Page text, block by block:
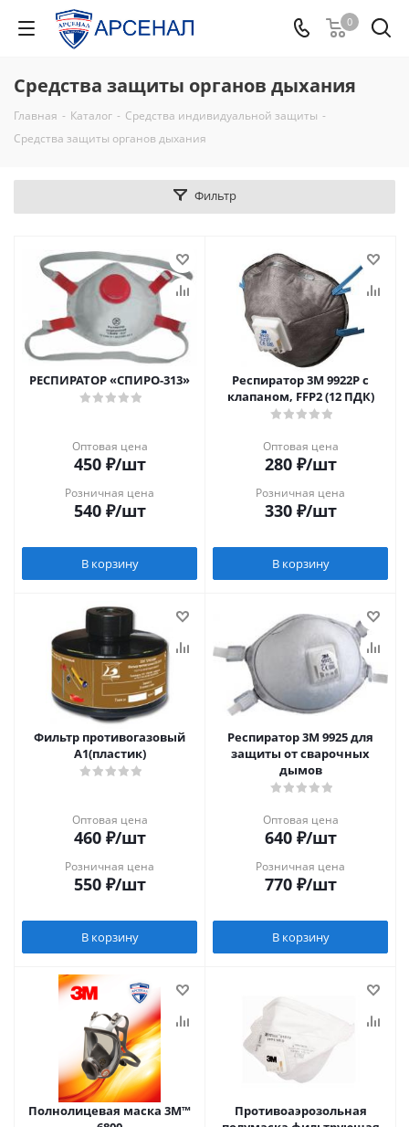
0
Средства защиты органов дыхания
Главная - Каталог - Средства индивидуальной защиты -
Средства защиты органов дыхания
Фильтр
РЕСПИРАТОР «СПИРО-313»
Оптовая цена
450₽/шт
Розничная цена
540₽/шт
В корзину
Респиратор 3М 9922P с
клапаном, FFP2 (12 ПДК)
Оптовая цена
280₽/шт
Розничная цена
330₽/шт
В корзину
Фильтр противогазовый
А1(пластик)
Оптовая цена
460₽/шт
Розничная цена
550₽/шт
В корзину
Респиратор 3М 9925 для
защиты от сварочных
дымов
Оптовая цена
640₽/шт
Розничная цена
770₽/шт
В корзину
Полнолицевая маска 3М™
Противоаэрозольная